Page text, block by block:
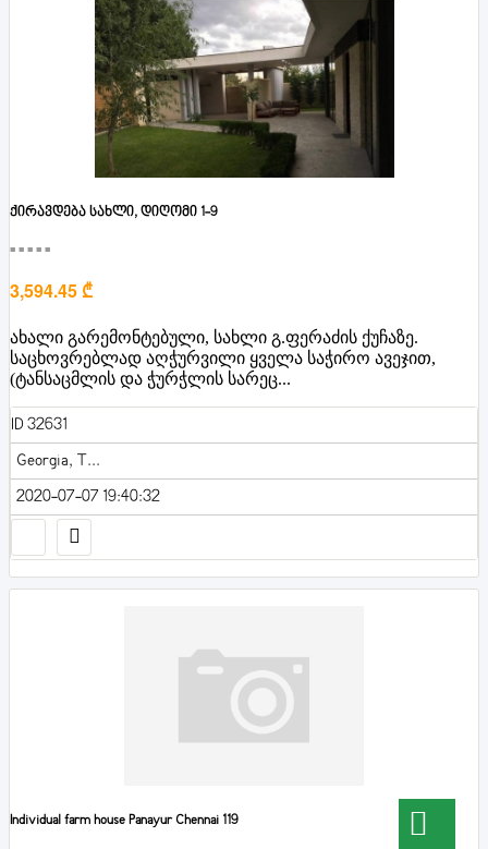
ქირავდება სახლი, დიღომი 1-9
■■■■■
3,594.45 ₾
ახალი გარემონტებული, სახლი გ.ფერაძის ქუჩაზე.
საცხოვრებლად აღჭურვილი ყველა საჭირო ავეჯით,
(ტანსაცმლის და ჭურჭლის სარეც...
ID 32631
Georgia, T...
2020-07-07 19:40:32
Individual farm house Panayur Chennai 119